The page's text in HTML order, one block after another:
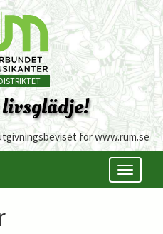
för www.rum.se
Öppna/
meny